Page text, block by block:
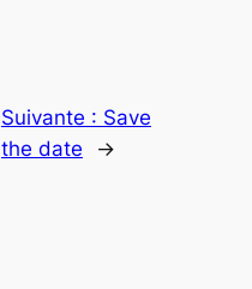
Suivante : Save
the date
→